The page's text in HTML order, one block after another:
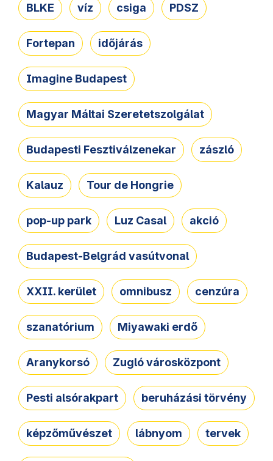
BLKE víz csiga PDSZ
Fortepan időjárás
Imagine Budapest
Magyar Máltai Szeretetszolgálat
Budapesti Fesztiválzenekar zászló
Kalauz Tour de Hongrie
pop-up park Luz Casal akció
Budapest-Belgrád vasútvonal
XXII. kerület omnibusz cenzúra
szanatórium Miyawaki erdő
Aranykorsó Zugló városközpont
Pesti alsórakpart beruházási törvény
képzőművészet lábnyom tervek